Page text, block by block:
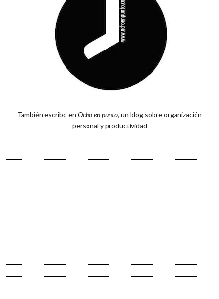
También escribo en Ocho en punto, un blog sobre organización
personal y productividad